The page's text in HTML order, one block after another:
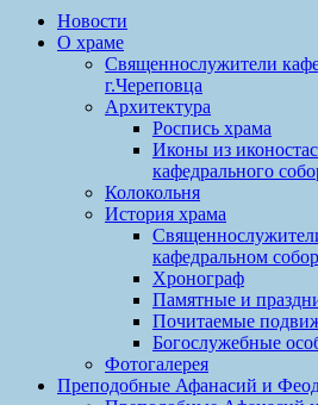
Новости
О храме
Священнослужители
г.Череповца
Архитектура
Роспись храма
Иконы из
кафедрального
Колокольня
История храма
кафедральном
Хронограф
Памятные и
Почитаемые
Богослужебные
Фотогалерея
Преподобные Афанасий и